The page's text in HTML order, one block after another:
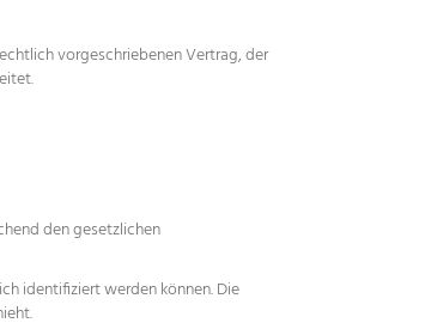
vorgeschriebenen Vertrag, der
den gesetzlichen
identifiziert werden können. Die